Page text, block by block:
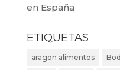
en España
ETIQUETAS
aragon alimentos